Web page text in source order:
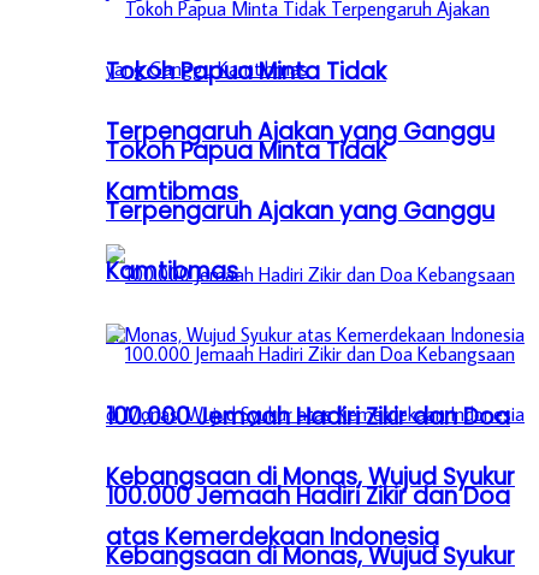
Tokoh Papua Minta Tidak
Terpengaruh Ajakan yang Ganggu
Kamtibmas
100.000 Jemaah Hadiri Zikir dan Doa
Kebangsaan di Monas, Wujud Syukur
atas Kemerdekaan Indonesia
Tokoh Papua Minta Tidak
Terpengaruh Ajakan yang Ganggu
Kamtibmas
100.000 Jemaah Hadiri Zikir dan Doa
Kebangsaan di Monas, Wujud Syukur